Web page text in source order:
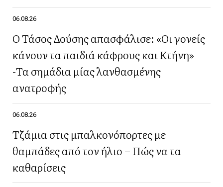
06.08.26
Ο Τάσος Δούσης απασφάλισε: «Οι γονείς
κάνουν τα παιδιά κάφρους και Κτήνη»
-Τα σημάδια μίας λανθασμένης
ανατροφής
06.08.26
Τζάμια στις μπαλκονόπορτες με
θαμπάδες από τον ήλιο – Πώς να τα
καθαρίσεις